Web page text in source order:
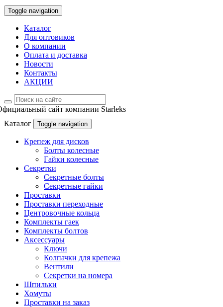
Toggle navigation
Каталог
Для оптовиков
О компании
Оплата и доставка
Новости
Контакты
АКЦИИ
сайт компании Starleks
Каталог
Toggle navigation
Крепеж для дисков
Болты колесные
Гайки колесные
Секретки
Секретные болты
Секретные гайки
Проставки
Проставки переходные
Центровочные кольца
Комплекты гаек
Комплекты болтов
Аксессуары
Ключи
Колпачки для крепежа
Вентили
Секретки на номера
Шпильки
Хомуты
Проставки на заказ